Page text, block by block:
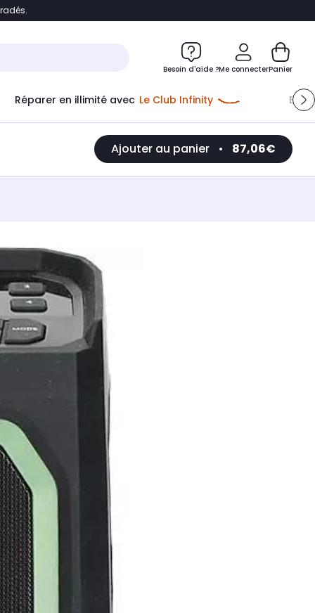
Accéder directement au chatbot
Besoin d'aide ?Me connecterPanier
Réparer en illimité avec Le Club Infinity
Ajouter au panier • 87,06€